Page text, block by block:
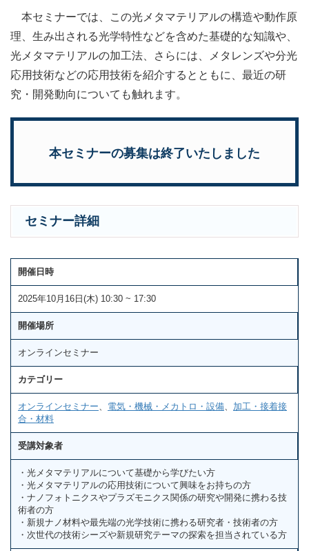
本セミナーでは、この光メタマテリアルの構造や動作原
理、生み出される光学特性などを含めた基礎的な知識や、
光メタマテリアルの加工法、さらには、メタレンズや分光
応用技術などの応用技術を紹介するとともに、最近の研
究・開発動向についても触れます。
本セミナーの募集は終了いたしました
セミナー詳細
開催日時
2025年10月16日(木) 10:30 ~ 17:30
開催場所
オンラインセミナー
カテゴリー
オンラインセミナー、 電気・機械・メカトロ・設備、 加工・接着接
合・材料
受講対象者
・光メタマテリアルについて基礎から学びたい方
・光メタマテリアルの応用技術について興味をお持ちの方
・ナノフォトニクスやプラズモニクス関係の研究や開発に携わる技
術者の方
・新規ナノ材料や最先端の光学技術に携わる研究者・技術者の方
・次世代の技術シーズや新規研究テーマの探索を担当されている方